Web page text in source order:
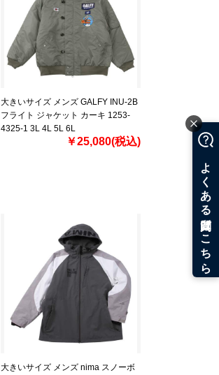
大きいサイズ メンズ GALFY INU-2B
フライト ジャケット カーキ 1253-
4325-1 3L 4L 5L 6L
￥25,080(税込)
大きいサイズ メンズ nima スノーボ